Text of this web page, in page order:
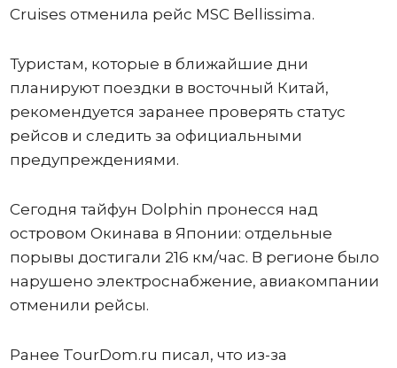
Cruises отменила рейс MSC Bellissima.
Туристам, которые в ближайшие дни
планируют поездки в восточный Китай,
рекомендуется заранее проверять статус
рейсов и следить за официальными
предупреждениями.
Сегодня тайфун Dolphin пронесся над
островом Окинава в Японии: отдельные
порывы достигали 216 км/час. В регионе было
нарушено электроснабжение, авиакомпании
отменили рейсы.
Ранее TourDom.ru писал, что из-за